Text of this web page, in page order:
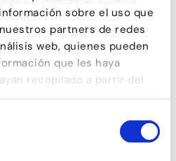
sobre el uso que
partners de redes
web, quienes pueden
que les haya
recopilado a partir del
sus servicios.